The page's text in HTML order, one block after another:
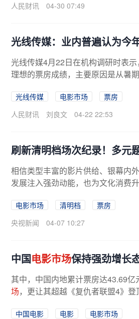
人民财讯
04-30 07:49
光线传媒：业内普遍认为今
光线传媒4月22日在机构调研时表
理想的票房成绩，主要原因是从暑
光线传媒 电影市场
票房
人民财讯
刘良文 04-22 22:53
刷新清明档场次纪录！多元
相信类型丰富的影片供给、银幕内
发展注入强劲动能，也为文化消费
电影市场 清明档
票房
央视新闻
04-07 10:27
中国电影市场保持强劲增长
其中，中国内地累计票房达43.69
场，更让其超越《复仇者联盟4》登
中国电影 电影
电影市场